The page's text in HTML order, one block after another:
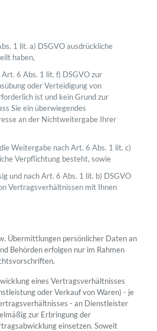
1 lit. a) DSGVO ausdrückliche
haben,
6 Abs. 1 lit. f) DSGVO zur
oder Verteidigung von
ist und kein Grund zur
Sie ein überwiegendes
an der Nichtweitergabe Ihrer
Weitergabe nach Art. 6 Abs. 1 lit. c)
Verpflichtung besteht, sowie
und nach Art. 6 Abs. 1 lit. b) DSGVO
Vertragsverhältnissen mit Ihnen
persönlicher Daten an
Behörden erfolgen nur im Rahmen
eines Vertragsverhältnisses
oder Verkauf von Waren) - je
- an Dienstleister
zur Erbringung der
einsetzen. Soweit